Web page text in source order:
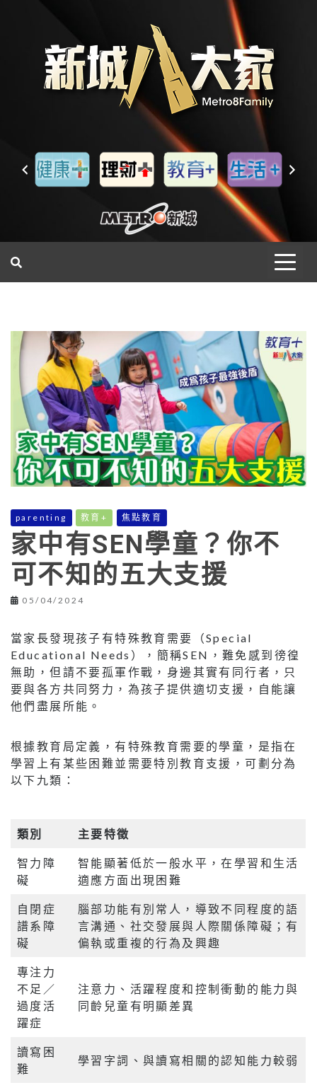
parenting 教育+ 焦點教育
家中有SEN學童？你不
可不知的五大支援
05/04/2024
當家長發現孩子有特殊教育需要（Special
Educational Needs），簡稱SEN，難免感到徬徨
無助，但請不要孤軍作戰，身邊其實有同行者，只
要與各方共同努力，為孩子提供適切支援，自能讓
他們盡展所能。
根據教育局定義，有特殊教育需要的學童，是指在
學習上有某些困難並需要特別教育支援，可劃分為
以下九類：
類別 主要特徵
智力障
礙
智能顯著低於一般水平，在學習和生活
適應方面出現困難
自閉症
譜系障
礙
腦部功能有別常人，導致不同程度的語
言溝通、社交發展與人際關係障礙；有
偏執或重複的行為及興趣
專注力
不足／
過度活
躍症
注意力、活躍程度和控制衝動的能力與
同齡兒童有明顯差異
讀寫困
難
學習字詞、與讀寫相關的認知能力較弱